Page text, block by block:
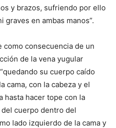
y brazos, sufriendo por ello
en ambas manos”.
como consecuencia de un
de la vena yugular
su cuerpo caído
cama, con la cabeza y el
hasta hacer tope con la
cuerpo dentro del
lado izquierdo de la cama y